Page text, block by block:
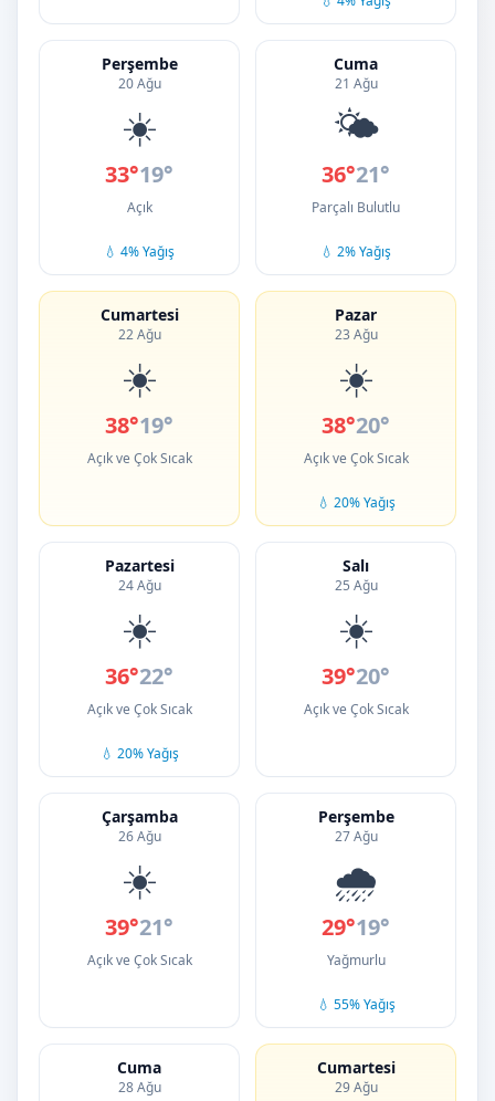
Perşembe
20 Ağu
☀️
33°19°
Açık
💧 4% Yağış
Cuma
21 Ağu
🌤️
36°21°
Parçalı Bulutlu
💧 2% Yağış
Cumartesi
22 Ağu
☀️
38°19°
Açık ve Çok Sıcak
Pazar
23 Ağu
☀️
38°20°
Açık ve Çok Sıcak
💧 20% Yağış
Pazartesi
24 Ağu
☀️
36°22°
Açık ve Çok Sıcak
💧 20% Yağış
Salı
25 Ağu
☀️
39°20°
Açık ve Çok Sıcak
Çarşamba
26 Ağu
☀️
39°21°
Açık ve Çok Sıcak
Perşembe
27 Ağu
🌧️
29°19°
Yağmurlu
💧 55% Yağış
Cuma
28 Ağu
Cumartesi
29 Ağu